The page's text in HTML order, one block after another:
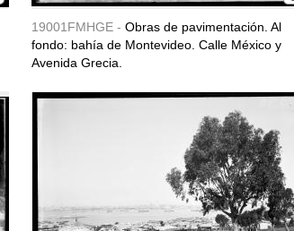
19001FMHGE - Obras de pavimentación. Al
fondo: bahía de Montevideo. Calle México y
Avenida Grecia.